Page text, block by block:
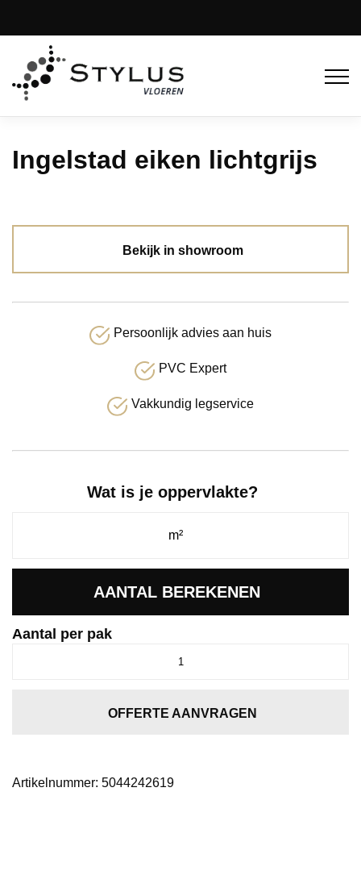
Ingelstad eiken lichtgrijs
Bekijk in showroom
Persoonlijk advies aan huis
PVC Expert
Vakkundig legservice
Wat is je oppervlakte?
AANTAL BEREKENEN
Aantal per pak
OFFERTE AANVRAGEN
Artikelnummer: 5044242619